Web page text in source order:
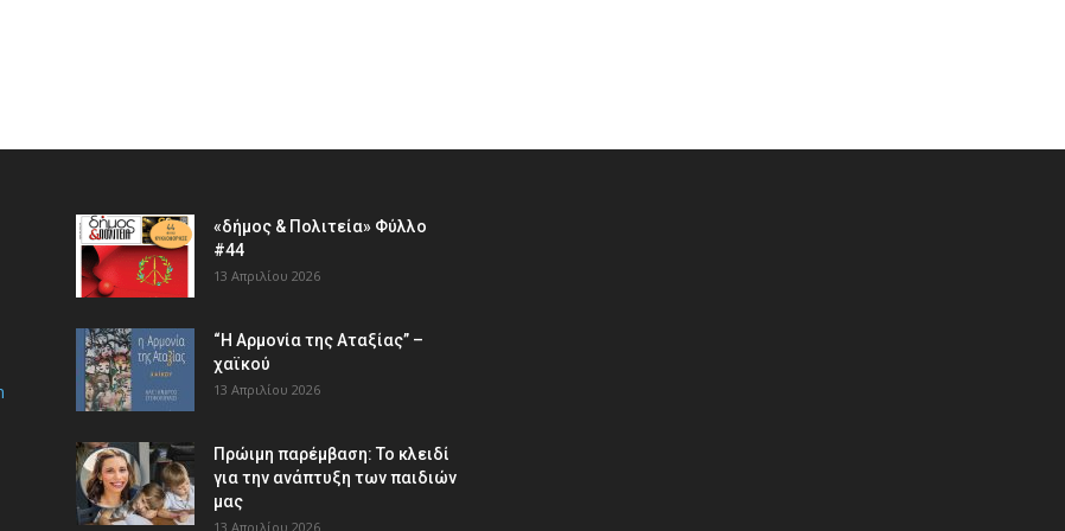
«δήμος & Πολιτεία» Φύλλο
#44
13 Απριλίου 2026
“Η Αρμονία της Αταξίας” –
χαϊκού
13 Απριλίου 2026
Πρώιμη παρέμβαση: Το κλειδί
για την ανάπτυξη των παιδιών
µας
13 Απριλίου 2026